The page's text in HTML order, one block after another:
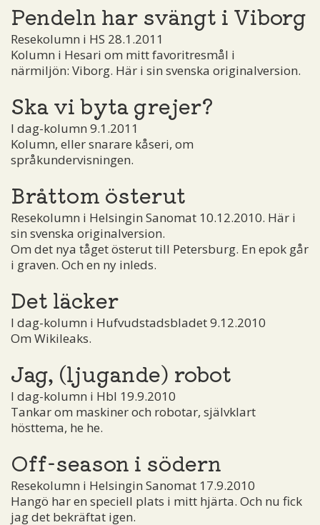
Pendeln har svängt i Viborg
Resekolumn i HS 28.1.2011
Kolumn i Hesari om mitt favoritresmål i
närmiljön: Viborg. Här i sin svenska originalversion.
Ska vi byta grejer?
I dag-kolumn 9.1.2011
Kolumn, eller snarare kåseri, om
språkundervisningen.
Bråttom österut
Resekolumn i Helsingin Sanomat 10.12.2010. Här i
sin svenska originalversion.
Om det nya tåget österut till Petersburg. En epok går
i graven. Och en ny inleds.
Det läcker
I dag-kolumn i Hufvudstadsbladet 9.12.2010
Om Wikileaks.
Jag, (ljugande) robot
I dag-kolumn i Hbl 19.9.2010
Tankar om maskiner och robotar, självklart
hösttema, he he.
Off-season i södern
Resekolumn i Helsingin Sanomat 17.9.2010
Hangö har en speciell plats i mitt hjärta. Och nu fick
jag det bekräftat igen.